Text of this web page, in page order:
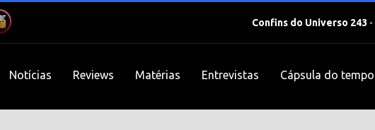
Confins do Universo 243 -
Notícias Reviews Matérias Entrevistas Cápsula do tempo